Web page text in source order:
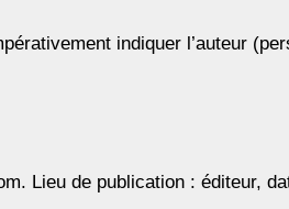
indiquer l’auteur
Lieu de publication : éditeur,